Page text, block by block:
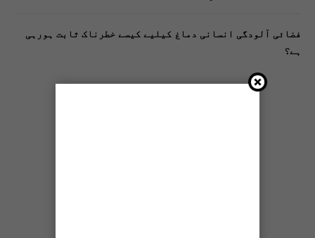
فضائی آلودگی انسانی دماغ کیلیے کیسے خطرناک ثابت ہورہی
ہے؟